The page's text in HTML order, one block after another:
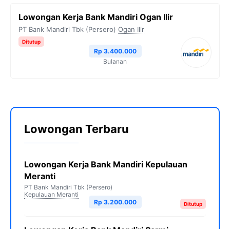
Lowongan Kerja Bank Mandiri Ogan Ilir
PT Bank Mandiri Tbk (Persero) Ogan Ilir
Ditutup
Rp 3.400.000
Bulanan
Lowongan Terbaru
Lowongan Kerja Bank Mandiri Kepulauan
Meranti
PT Bank Mandiri Tbk (Persero)
Kepulauan Meranti
Ditutup
Rp 3.200.000